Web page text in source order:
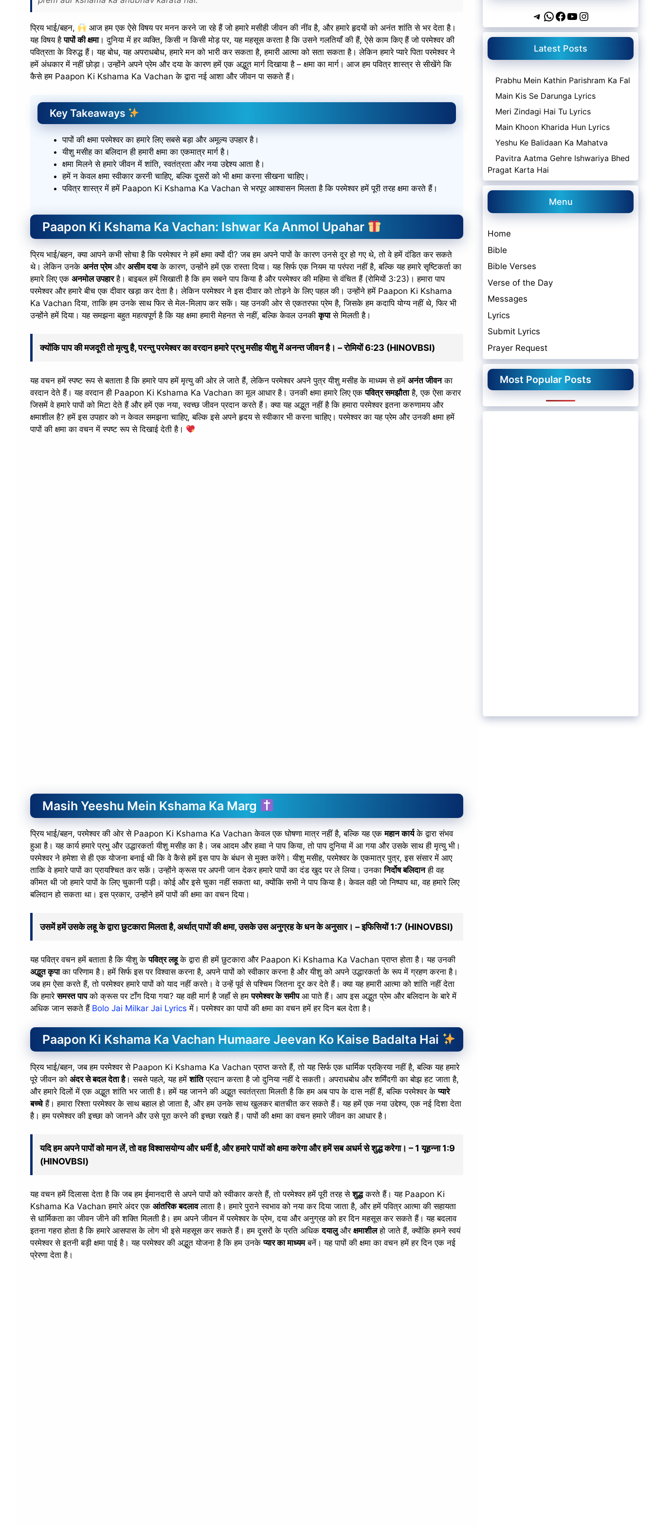
प्रिय भाई/बहन,
आज हम एक ऐसे विषय पर मनन करने जा रहे हैं जो हमारे मसीही जीवन की नींव है, और हमारे हृदयों को अनंत शांति से भर देता है।
यह विषय हैपापों की क्षमा। दुनिया में हर व्यक्ति, किसी न किसी मोड़ पर, यह महसूस करता है कि उसने गलतियाँ की हैं, ऐसे काम किए हैं जो परमेश्वर की
पवित्रता के विरुद्ध हैं। यह बोध, यह अपराधबोध, हमारे मन को भारी कर सकता है, हमारी आत्मा को सता सकता है। लेकिन हमारे प्यारे पिता परमेश्वर ने
हमें अंधकार में नहीं छोड़ा। उन्होंने अपने प्रेम और दया के कारण हमें एक अद्भुत मार्ग दिखाया है – क्षमा का मार्ग। आज हम पवित्र शास्त्र से सीखेंगे कि
कैसे हम Paapon Ki Kshama Ka Vachan के द्वारा नई आशा और जीवन पा सकते हैं।
Key Takeaways
पापों की क्षमा परमेश्वर का हमारे लिए सबसे बड़ा और अमूल्य उपहार है।
यीशु मसीह का बलिदान ही हमारी क्षमा का एकमात्र मार्ग है।
क्षमा मिलने से हमारे जीवन में शांति, स्वतंत्रता और नया उद्देश्य आता है।
हमें न केवल क्षमा स्वीकार करनी चाहिए, बल्कि दूसरों को भी क्षमा करना सीखना चाहिए।
पवित्र शास्त्र में हमें Paapon Ki Kshama Ka Vachan से भरपूर आश्वासन मिलता है कि परमेश्वर हमें पूरी तरह क्षमा करते हैं।
Paapon Ki Kshama Ka Vachan: Ishwar Ka Anmol Upahar
प्रिय भाई/बहन, क्या आपने कभी सोचा है कि परमेश्वर ने हमें क्षमा क्यों दी? जब हम अपने पापों के कारण उनसे दूर हो गए थे, तो वे हमें दंडित कर सकते
थे। लेकिन उनके अनंत प्रेमऔर असीम दयाके कारण, उन्होंने हमें एक रास्ता दिया। यह सिर्फ एक नियम या परंपरा नहीं है, बल्कि यह हमारे सृष्टिकर्ता का
हमारे लिए एक अनमोल उपहारहै। बाइबल हमें सिखाती है कि हम सबने पाप किया है और परमेश्वर की महिमा से वंचित हैं (रोमियों 3:23)। हमारा पाप
परमेश्वर और हमारे बीच एक दीवार खड़ा कर देता है। लेकिन परमेश्वर ने इस दीवार को तोड़ने के लिए पहल की। उन्होंने हमें Paapon Ki Kshama
Ka Vachan दिया, ताकि हम उनके साथ फिर से मेल-मिलाप कर सकें। यह उनकी ओर से एकतरफा प्रेम है, जिसके हम कदापि योग्य नहीं थे, फिर भी
उन्होंने हमें दिया। यह समझना बहुत महत्वपूर्ण है कि यह क्षमा हमारी मेहनत से नहीं, बल्कि केवल उनकीकृपासे मिलती है।
क्योंकि पाप की मजदूरी तो मृत्यु है, परन्तु परमेश्वर का वरदान हमारे प्रभु मसीह यीशु में अनन्त जीवन है। – रोमियों 6:23 (HINOVBSI)
यह वचन हमें स्पष्ट रूप से बताता है कि हमारे पाप हमें मृत्यु की ओर ले जाते हैं, लेकिन परमेश्वर अपने पुत्र यीशु मसीह के माध्यम से हमें अनंत जीवनका
वरदान देते हैं। यह वरदान ही Paapon Ki Kshama Ka Vachan का मूल आधार है। उनकी क्षमा हमारे लिए एकपवित्र समझौताहै, एक ऐसा करार
जिसमें वे हमारे पापों को मिटा देते हैं और हमें एक नया, स्वच्छ जीवन प्रदान करते हैं। क्या यह अद्भुत नहीं है कि हमारा परमेश्वर इतना करुणामय और
क्षमाशील है? हमें इस उपहार को न केवल समझना चाहिए, बल्कि इसे अपने हृदय से स्वीकार भी करना चाहिए। परमेश्वर का यह प्रेम और उनकी क्षमा हमें
पापों की क्षमा का वचन में स्पष्ट रूप से दिखाई देती है।
Masih Yeeshu Mein Kshama Ka Marg
प्रिय भाई/बहन, परमेश्वर की ओर से Paapon Ki Kshama Ka Vachan केवल एक घोषणा मात्र नहीं है, बल्कि यह एकमहान कार्यके द्वारा संभव
हुआ है। यह कार्य हमारे प्रभु और उद्धारकर्ता यीशु मसीह का है। जब आदम और हव्वा ने पाप किया, तो पाप दुनिया में आ गया और उसके साथ ही मृत्यु भी।
परमेश्वर ने हमेशा से ही एक योजना बनाई थी कि वे कैसे हमें इस पाप के बंधन से मुक्त करेंगे। यीशु मसीह, परमेश्वर के एकमात्र पुत्र, इस संसार में आए
ताकि वे हमारे पापों का प्रायश्चित कर सकें। उन्होंने क्रूस पर अपनी जान देकर हमारे पापों का दंड खुद पर ले लिया। उनकानिर्दोष बलिदानही वह
कीमत थी जो हमारे पापों के लिए चुकानी पड़ी। कोई और इसे चुका नहीं सकता था, क्योंकि सभी ने पाप किया है। केवल वही जो निष्पाप था, वह हमारे लिए
बलिदान हो सकता था। इस प्रकार, उन्होंने हमें पापों की क्षमा का वचन दिया।
उसमें हमें उसके लहू के द्वारा छुटकारा मिलता है, अर्थात् पापों की क्षमा, उसके उस अनुग्रह के धन के अनुसार। – इफिसियों 1:7 (HINOVBSI)
यह पवित्र वचन हमें बताता है कि यीशु केपवित्र लहूके द्वारा ही हमें छुटकारा और Paapon Ki Kshama Ka Vachan प्राप्त होता है। यह उनकी
अद्भुत कृपाका परिणाम है। हमें सिर्फ इस पर विश्वास करना है, अपने पापों को स्वीकार करना है और यीशु को अपने उद्धारकर्ता के रूप में ग्रहण करना है।
जब हम ऐसा करते हैं, तो परमेश्वर हमारे पापों को याद नहीं करते। वे उन्हें पूर्व से पश्चिम जितना दूर कर देते हैं। क्या यह हमारी आत्मा को शांति नहीं देता
कि हमारेसमस्त पापको क्रूस पर टाँग दिया गया? यह वही मार्ग है जहाँ से हमपरमेश्वर के समीपआ पाते हैं। आप इस अद्भुत प्रेम और बलिदान के बारे में
अधिक जान सकते हैं Bolo Jai Milkar Jai Lyrics में। परमेश्वर का पापों की क्षमा का वचन हमें हर दिन बल देता है।
Paapon Ki Kshama Ka Vachan Humaare Jeevan Ko Kaise Badalta Hai
प्रिय भाई/बहन, जब हम परमेश्वर से Paapon Ki Kshama Ka Vachan प्राप्त करते हैं, तो यह सिर्फ एक धार्मिक प्रक्रिया नहीं है, बल्कि यह हमारे
पूरे जीवन को अंदर से बदल देता है। सबसे पहले, यह हमेंशांतिप्रदान करता है जो दुनिया नहीं दे सकती। अपराधबोध और शर्मिंदगी का बोझ हट जाता है,
और हमारे दिलों में एक अद्भुत शांति भर जाती है। हमें यह जानने की अद्भुत स्वतंत्रता मिलती है कि हम अब पाप के दास नहीं हैं, बल्कि परमेश्वर केप्यारे
बच्चेहैं। हमारा रिश्ता परमेश्वर के साथ बहाल हो जाता है, और हम उनके साथ खुलकर बातचीत कर सकते हैं। यह हमें एक नया उद्देश्य, एक नई दिशा देता
है। हम परमेश्वर की इच्छा को जानने और उसे पूरा करने की इच्छा रखते हैं। पापों की क्षमा का वचन हमारे जीवन का आधार है।
यदि हम अपने पापों को मान लें, तो वह विश्वासयोग्य और धर्मी है, और हमारे पापों को क्षमा करेगा और हमें सब अधर्म से शुद्ध करेगा। – 1 यूहन्ना 1:9
(HINOVBSI)
यह वचन हमें दिलासा देता है कि जब हम ईमानदारी से अपने पापों को स्वीकार करते हैं, तो परमेश्वर हमें पूरी तरह सेशुद्धकरते हैं। यह Paapon Ki
Kshama Ka Vachan हमारे अंदर एक आंतरिक बदलावलाता है। हमारे पुराने स्वभाव को नया कर दिया जाता है, और हमें पवित्र आत्मा की सहायता
से धार्मिकता का जीवन जीने की शक्ति मिलती है। हम अपने जीवन में परमेश्वर के प्रेम, दया और अनुग्रह को हर दिन महसूस कर सकते हैं। यह बदलाव
इतना गहरा होता है कि हमारे आसपास के लोग भी इसे महसूस कर सकते हैं। हम दूसरों के प्रति अधिकदयालुऔर क्षमाशीलहो जाते हैं, क्योंकि हमने स्वयं
परमेश्वर से इतनी बड़ी क्षमा पाई है। यह परमेश्वर की अद्भुत योजना है कि हम उनकेप्यार का माध्यमबनें। यह पापों की क्षमा का वचन हमें हर दिन एक नई
प्रेरणा देता है।
Telegram
WhatsApp
Facebook
YouTube
Instagram
Latest Posts
Prabhu Mein Kathin Parishram Ka Fal
Main Kis Se Darunga Lyrics
Meri Zindagi Hai Tu Lyrics
Main Khoon Kharida Hun Lyrics
Yeshu Ke Balidaan Ka Mahatva
Pavitra Aatma Gehre Ishwariya Bhed
Pragat Karta Hai
Menu
Home
Bible
Bible Verses
Verse of the Day
Messages
Lyrics
Submit Lyrics
Prayer Request
Most Popular Posts